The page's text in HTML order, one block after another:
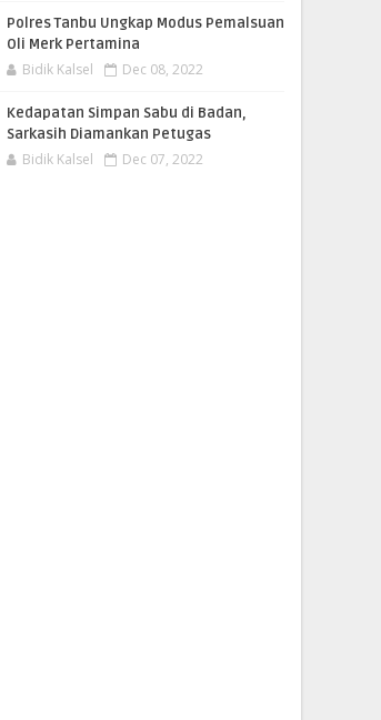
Polres Tanbu Ungkap Modus Pemalsuan
Oli Merk Pertamina
Bidik Kalsel Dec 08, 2022
Kedapatan Simpan Sabu di Badan,
Sarkasih Diamankan Petugas
Bidik Kalsel Dec 07, 2022